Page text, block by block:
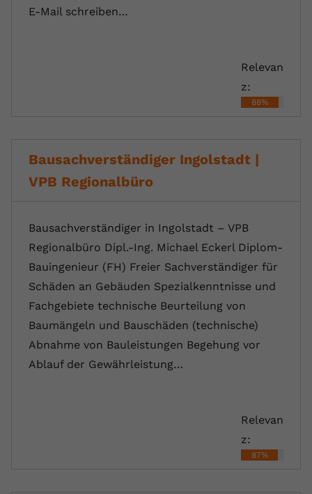
E-Mail schreiben…
Relevan
z:
88%
Bausachverständiger Ingolstadt |
VPB Regionalbüro
Bausachverständiger in Ingolstadt – VPB
Regionalbüro Dipl.-Ing. Michael Eckerl Diplom-
Bauingenieur (FH) Freier Sachverständiger für
Schäden an Gebäuden Spezialkenntnisse und
Fachgebiete technische Beurteilung von
Baumängeln und Bauschäden (technische)
Abnahme von Bauleistungen Begehung vor
Ablauf der Gewährleistung…
Relevan
z:
87%